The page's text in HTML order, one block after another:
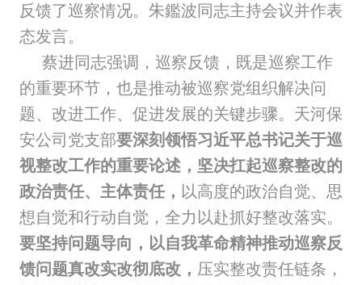
反馈了巡察情况。朱鑑波同志主持会议并作表
态发言。
蔡进同志强调，巡察反馈，既是巡察工作
的重要环节，也是推动被巡察党组织解决问
题、改进工作、促进发展的关键步骤。天河保
安公司党支部要深刻领悟习近平总书记关于巡
视整改工作的重要论述，坚决扛起巡察整改的
政治责任、主体责任， 以高度的政治自觉、思
想自觉和行动自觉，全力以赴抓好整改落实。
要坚持问题导向，以自我革命精神推动巡察反
馈问题真改实改彻底改， 压实整改责任链条，